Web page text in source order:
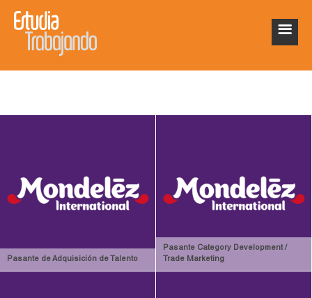
Pasante de Adquisición de Talento
Pasante Category Development /
Trade Marketing